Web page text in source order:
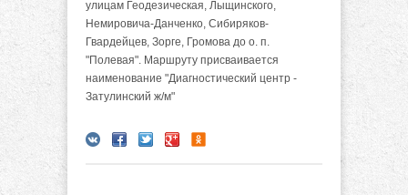
улицам Геодезическая, Лыщинского,
Немировича-Данченко, Сибиряков-
Гвардейцев, Зорге, Громова до о. п.
"Полевая". Маршруту присваивается
наименование "Диагностический центр -
Затулинский ж/м"